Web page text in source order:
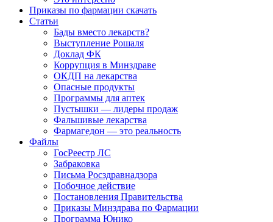
Приказы по фармации скачать
Статьи
Бады вместо лекарств?
Выступление Рошаля
Доклад ФК
Коррупция в Минздраве
ОКДП на лекарства
Опасные продукты
Программы для аптек
Пустышки — лидеры продаж
Фальшивые лекарства
Фармагедон — это реальность
Файлы
ГосРеестр ЛС
Забраковка
Письма Росздравнадзора
Побочное действие
Постановления Правительства
Приказы Минздрава по Фармации
Программа Юнико